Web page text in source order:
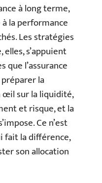
à long terme,
la performance
Les stratégies
s’appuient
que l’assurance
la
œil sur la liquidité,
et risque, et la
Ce n’est
fait la différence,
son allocation